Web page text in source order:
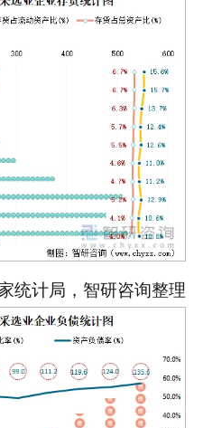
统计局，智研咨询整理